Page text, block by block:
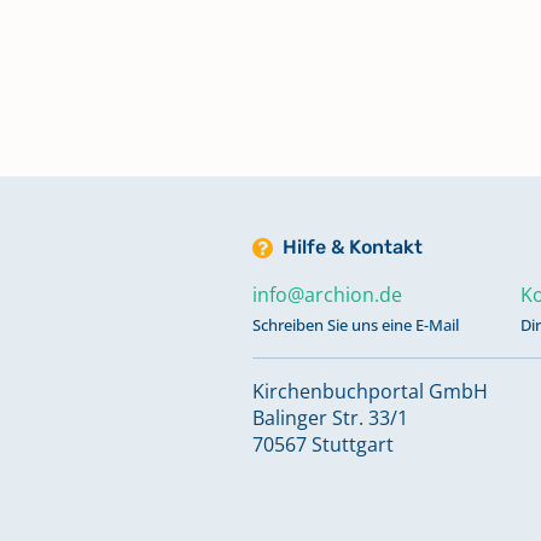
Hilfe & Kontakt
info@archion.de
Schreiben Sie uns eine E-Mail
Kirchenbuchportal GmbH
Balinger Str. 33/1
70567 Stuttgart